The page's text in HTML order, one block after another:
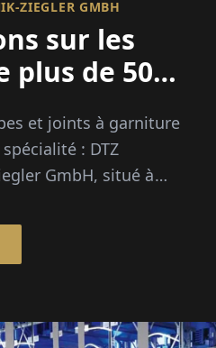
ZIEGLER GMBH
sur les
plus de 50
et joints à garniture
: DTZ
GmbH, situé à